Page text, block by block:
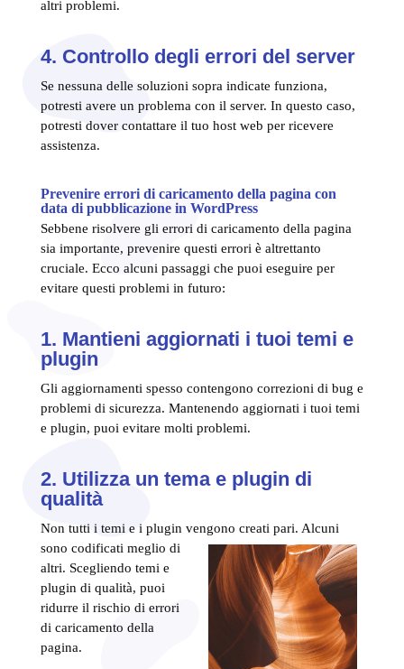
altri problemi.
4. Controllo degli errori del server
Se nessuna delle soluzioni sopra indicate funziona,
potresti avere un problema con il server. In questo caso,
potresti dover contattare il tuo host web per ricevere
assistenza.
Prevenire errori di caricamento della pagina con
data di pubblicazione in WordPress
Sebbene risolvere gli errori di caricamento della pagina
sia importante, prevenire questi errori è altrettanto
cruciale. Ecco alcuni passaggi che puoi eseguire per
evitare questi problemi in futuro:
1. Mantieni aggiornati i tuoi temi e
plugin
Gli aggiornamenti spesso contengono correzioni di bug e
problemi di sicurezza. Mantenendo aggiornati i tuoi temi
e plugin, puoi evitare molti problemi.
2. Utilizza un tema e plugin di
qualità
Non tutti i temi e i plugin vengono creati pari. Alcuni
sono codificati meglio di
altri. Scegliendo temi e
plugin di qualità, puoi
ridurre il rischio di errori
di caricamento della
pagina.